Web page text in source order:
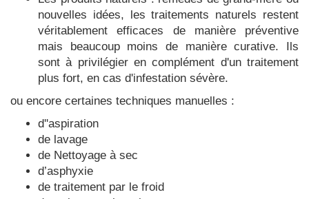
nouvelles idées, les traitements naturels restent
véritablement efficaces de manière préventive
mais beaucoup moins de manière curative. Ils
sont à privilégier en complément d'un traitement
plus fort, en cas d'infestation sévère.
ou encore certaines techniques manuelles :
d''aspiration
de lavage
de Nettoyage à sec
d’asphyxie
de traitement par le froid